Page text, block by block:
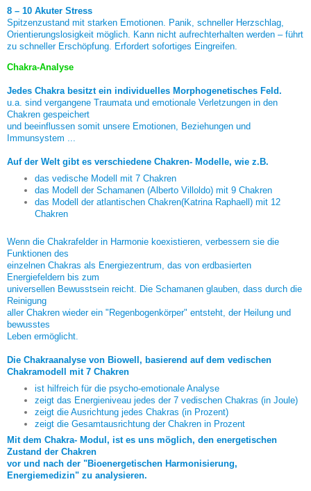
8 – 10 Akuter Stress
Spitzenzustand mit starken Emotionen. Panik, schneller Herzschlag,
Orientierungslosigkeit möglich. Kann nicht aufrechterhalten werden – führt
zu schneller Erschöpfung. Erfordert sofortiges Eingreifen.
Chakra-Analyse
Jedes Chakra besitzt ein individuelles Morphogenetisches Feld.
u.a. sind vergangene Traumata und emotionale Verletzungen in den
Chakren gespeichert
und beeinflussen somit unsere Emotionen, Beziehungen und
Immunsystem ...
Auf der Welt gibt es verschiedene Chakren- Modelle, wie z.B.
das vedische Modell mit 7 Chakren
das Modell der Schamanen (Alberto Villoldo) mit 9 Chakren
das Modell der atlantischen Chakren(Katrina Raphaell) mit 12
Chakren
Wenn die Chakrafelder in Harmonie koexistieren, verbessern sie die
Funktionen des
einzelnen Chakras als Energiezentrum, das von erdbasierten
Energiefeldern bis zum
universellen Bewusstsein reicht. Die Schamanen glauben, dass durch die
Reinigung
aller Chakren wieder ein "Regenbogenkörper" entsteht, der Heilung und
bewusstes
Leben ermöglicht.
Die Chakraanalyse von Biowell, basierend auf dem vedischen
Chakramodell mit 7 Chakren
ist hilfreich für die psycho-emotionale Analyse
zeigt das Energieniveau jedes der 7 vedischen Chakras (in Joule)
zeigt die Ausrichtung jedes Chakras (in Prozent)
zeigt die Gesamtausrichtung der Chakren in Prozent
Mit dem Chakra- Modul, ist es uns möglich, den energetischen
Zustand der Chakren
vor und nach der "Bioenergetischen Harmonisierung,
Energiemedizin" zu analysieren.